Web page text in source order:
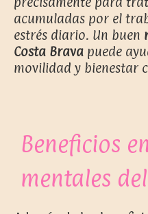
acumuladas por el
estrés diario. Un buen
Costa Brava puede
movilidad y bienestar
Beneficios
mentales